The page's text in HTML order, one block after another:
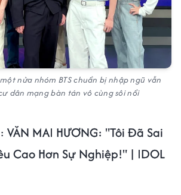
nửa nhóm BTS chuẩn bị nhập ngũ vẫn
dân mạng bàn tán vô cùng sôi nổi
VĂN MAI HƯƠNG: "Tôi Đã Sai
Cao Hơn Sự Nghiệp!" | IDOL